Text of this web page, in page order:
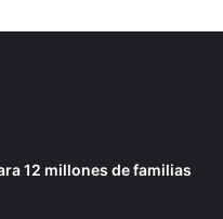
12 millones de familias